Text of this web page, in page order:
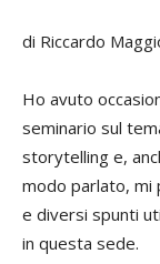
di Riccardo
Ho avuto
seminario sul
storytelling e,
modo parlato, mi
e diversi spunti
in questa sede.